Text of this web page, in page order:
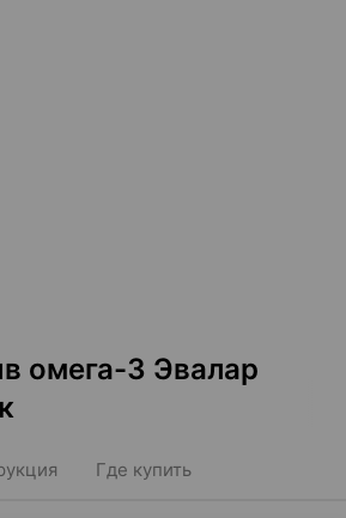
омега-3 Эвалар
Где купить